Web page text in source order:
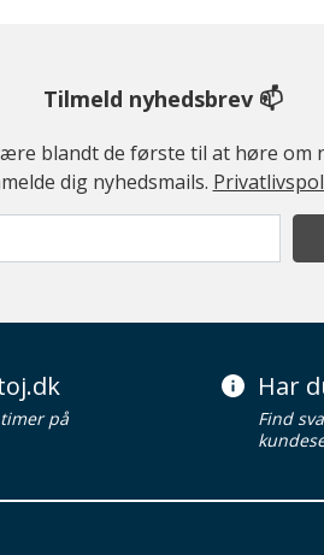
Tilmeld nyhedsbrev 📫
blandt de første til at høre
dig nyhedsmails.
på
Har
Find